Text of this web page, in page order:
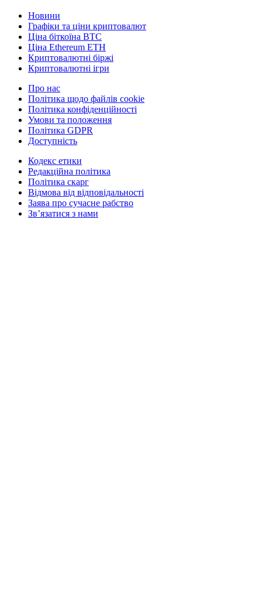
Новини
Графіки та ціни криптовалют
Ціна біткоїна BTC
Ціна Ethereum ETH
Криптовалютні біржі
Криптовалютні ігри
Про нас
Політика щодо файлів cookie
Політика конфіденційності
Умови та положення
Політика GDPR
Доступність
Кодекс етики
Редакційна політика
Політика скарг
Відмова від відповідальності
Заява про сучасне рабство
Зв’язатися з нами